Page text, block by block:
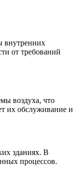
внутренних
от требований
воздуха, что
их обслуживание и
зданиях. В
процессов.